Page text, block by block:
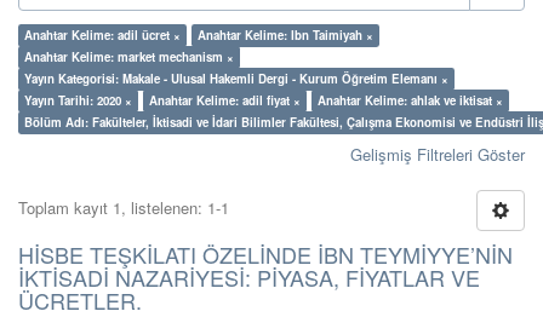
Anahtar Kelime: adil ücret ×
Anahtar Kelime: Ibn Taimiyah ×
Anahtar Kelime: market mechanism ×
Yayın Kategorisi: Makale - Ulusal Hakemli Dergi - Kurum Öğretim Elemanı ×
Yayın Tarihi: 2020 ×
Anahtar Kelime: adil fiyat ×
Anahtar Kelime: ahlak ve iktisat ×
Bölüm Adı: Fakülteler, İktisadi ve İdari Bilimler Fakültesi, Çalışma Ekonomisi ve Endüstri
Gelişmiş Filtreleri Göster
Toplam kayıt 1, listelenen: 1-1
HİSBE TEŞKİLATI ÖZELİNDE İBN TEYMİYYE’NİN
İKTİSADİ NAZARİYESİ: PİYASA, FİYATLAR VE
ÜCRETLER.